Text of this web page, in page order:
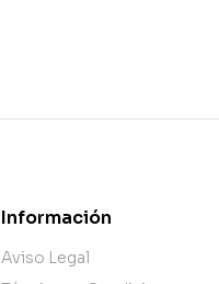
Información
Aviso Legal